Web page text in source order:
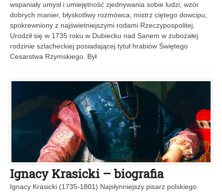
wspaniały umysł i umiejętność zjednywania sobie ludzi; wzór
dobrych manier, błyskotliwy rozmówca, mistrz ciętego dowcipu;
spokrewniony z najświetniejszymi rodami Rzeczypospolitej.
Urodził się w 1735 roku w Dubiecku nad Sanem w zubożałej
rodzinie szlacheckiej posiadającej tytuł hrabiów Świętego
Cesarstwa Rzymskiego. Był
Ignacy Krasicki – biografia
Ignacy Krasicki (1735-1801) Najsłynniejszy pisarz polskiego